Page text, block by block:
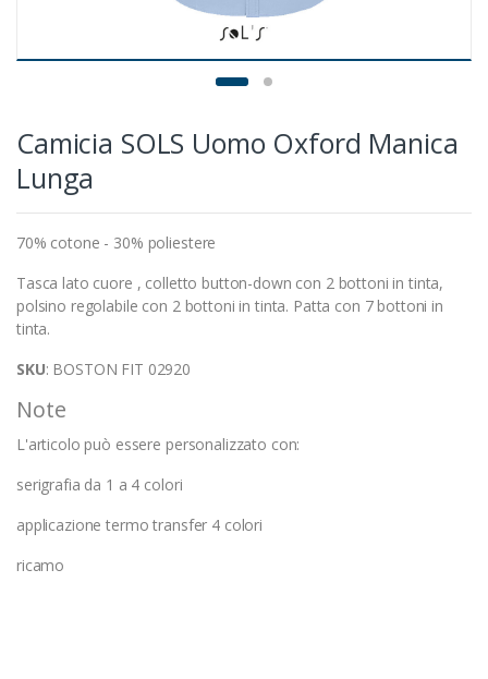
Camicia SOLS Uomo Oxford Manica
Lunga
70% cotone - 30% poliestere
Tasca lato cuore , colletto button-down con 2 bottoni in tinta,
polsino regolabile con 2 bottoni in tinta. Patta con 7 bottoni in
tinta.
SKU: BOSTON FIT 02920
Note
L'articolo può essere personalizzato con:
serigrafia da 1 a 4 colori
applicazione termo transfer 4 colori
ricamo